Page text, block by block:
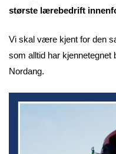
største lærebedrift
Vi skal være kjent for den
som alltid har kjennetegnet
Nordang.